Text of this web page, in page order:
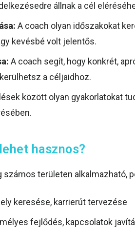
állnak a cél
A coach olyan időszakokat
kevésbé volt jelentős.
A coach segít, hogy konkrét,
a céljaidhoz.
között olyan gyakorlatokat
hasznos?
területen alkalmazható,
keresése, karrierút tervezése
fejlődés, kapcsolatok